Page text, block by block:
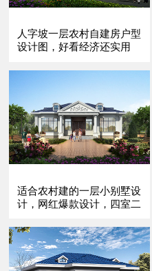
人字坡一层农村自建房户型
设计图，好看经济还实用
适合农村建的一层小别墅设
计，网红爆款设计，四室二